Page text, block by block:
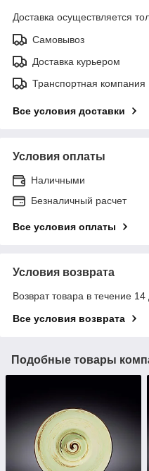
Доставка осуществляется
Самовывоз
Доставка курьером
Транспортная компания
Все условия доставки
Условия оплаты
Наличными
Безналичный расчет
Все условия оплаты
Условия возврата
Возврат товара в течение
Все условия возврата
Подобные товары